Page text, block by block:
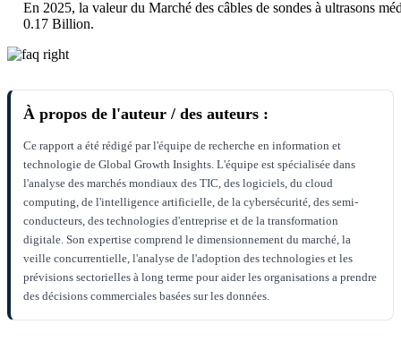
En 2025, la valeur du Marché des câbles de sondes à ultrasons
0.17 Billion.
À propos de l'auteur / des auteurs :
Ce rapport a été rédigé par l'équipe de recherche en information et
technologie de Global Growth Insights. L'équipe est spécialisée dans
l'analyse des marchés mondiaux des TIC, des logiciels, du cloud
computing, de l'intelligence artificielle, de la cybersécurité, des semi-
conducteurs, des technologies d'entreprise et de la transformation
digitale. Son expertise comprend le dimensionnement du marché, la
veille concurrentielle, l'analyse de l'adoption des technologies et les
prévisions sectorielles à long terme pour aider les organisations a prendre
des décisions commerciales basées sur les données.